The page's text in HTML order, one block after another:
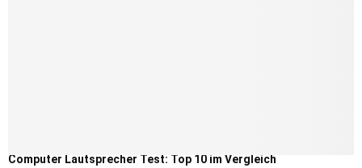
Computer Lautsprecher Test: Top 10 im Vergleich